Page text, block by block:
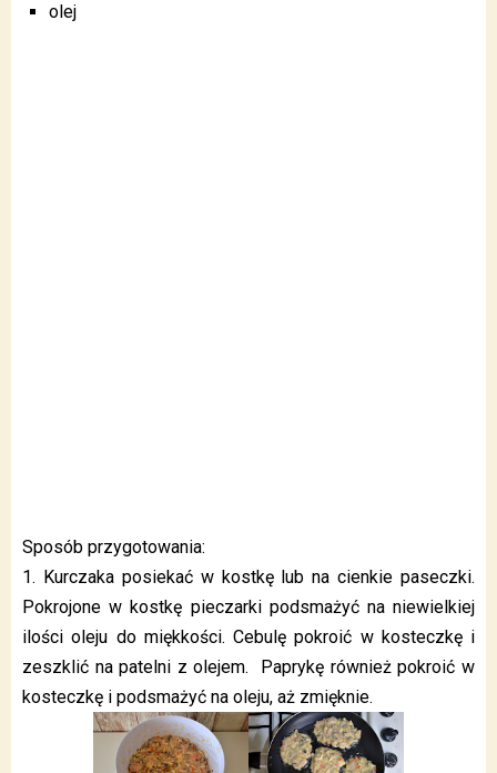
olej
Sposób przygotowania:
1. Kurczaka posiekać w kostkę lub na cienkie paseczki.
Pokrojone w kostkę pieczarki podsmażyć na niewielkiej
ilości oleju do miękkości. Cebulę pokroić w kosteczkę i
zeszklić na patelni z olejem. Paprykę również pokroić w
kosteczkę i podsmażyć na oleju, aż zmięknie.